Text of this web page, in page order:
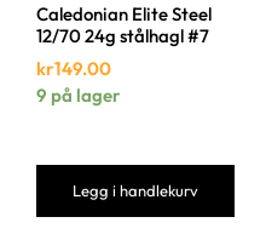
Caledonian Elite Steel
12/70 24g stålhagl #7
kr149.00
9 på lager
Legg i handlekurv